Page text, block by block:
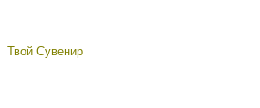
Твой Сувенир